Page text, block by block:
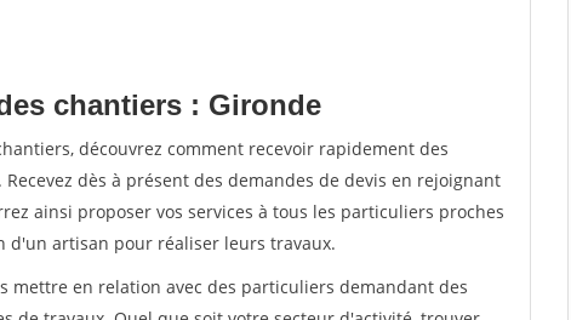
chantiers : Gironde
découvrez comment recevoir rapidement des
dès à présent des demandes de devis en rejoignant
ainsi proposer vos services à tous les particuliers proches
d'un artisan pour réaliser leurs travaux.
mettre en relation avec des particuliers demandant des